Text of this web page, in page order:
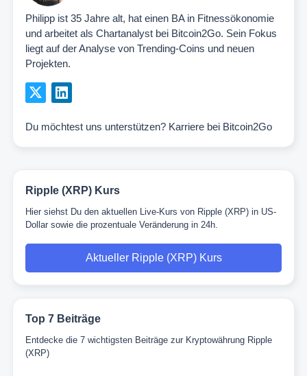
Philipp ist 35 Jahre alt, hat einen BA in Fitnessökonomie
und arbeitet als Chartanalyst bei Bitcoin2Go. Sein Fokus
liegt auf der Analyse von Trending-Coins und neuen
Projekten.
Du möchtest uns unterstützen? Karriere bei Bitcoin2Go
Ripple (XRP) Kurs
Hier siehst Du den aktuellen Live-Kurs von Ripple (XRP) in US-
Dollar sowie die prozentuale Veränderung in 24h.
Aktueller Ripple (XRP) Kurs
Top 7 Beiträge
Entdecke die 7 wichtigsten Beiträge zur Kryptowährung Ripple
(XRP)